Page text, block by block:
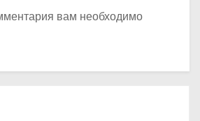
вам необходимо